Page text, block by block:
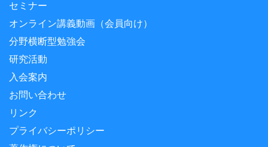
セミナー
オンライン講義動画（会員向け）
分野横断型勉強会
研究活動
入会案内
お問い合わせ
リンク
プライバシーポリシー